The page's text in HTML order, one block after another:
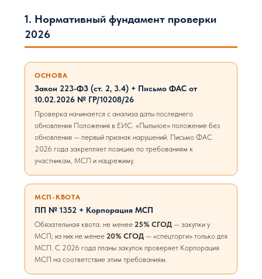
1. Нормативный фундамент проверки
2026
ОСНОВА
Закон 223-ФЗ (ст. 2, 3.4) + Письмо ФАС от
10.02.2026 № ГР/10208/26
Проверка начинается с анализа даты последнего
обновления Положения в ЕИС. «Пыльное» положение без
обновления — первый признак нарушений. Письмо ФАС
2026 года закрепляет позицию по требованиям к
участникам, МСП и нацрежиму.
МСП-КВОТА
ПП № 1352 + Корпорация МСП
Обязательная квота: не менее 25% СГОД — закупки у
МСП; из них не менее 20% СГОД — «спецторги» только для
МСП. С 2026 года планы закупок проверяет Корпорация
МСП на соответствие этим требованиям.